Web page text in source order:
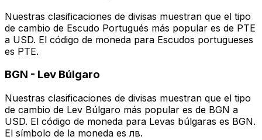
Nuestras clasificaciones de divisas muestran que el tipo
de cambio de Escudo Portugués más popular es de PTE
a USD. El código de moneda para Escudos portugueses
es PTE.
BGN - Lev Búlgaro
Nuestras clasificaciones de divisas muestran que el tipo
de cambio de Lev Búlgaro más popular es de BGN a
USD. El código de moneda para Levas búlgaras es BGN.
El símbolo de la moneda es лв.